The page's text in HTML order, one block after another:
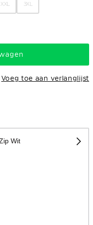
XXL 3XL
Voeg toe aan verlanglijst
Wit